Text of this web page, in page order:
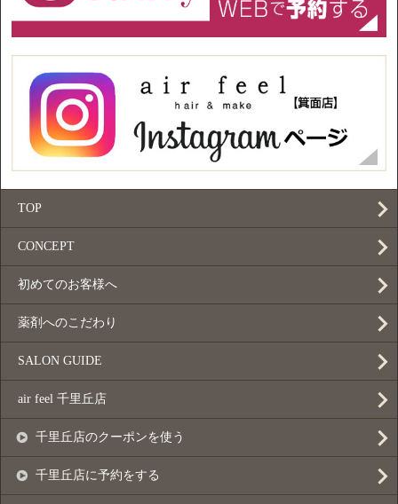
TOP
CONCEPT
初めてのお客様へ
薬剤へのこだわり
SALON GUIDE
air feel 千里丘店
千里丘店のクーポンを使う
千里丘店に予約をする